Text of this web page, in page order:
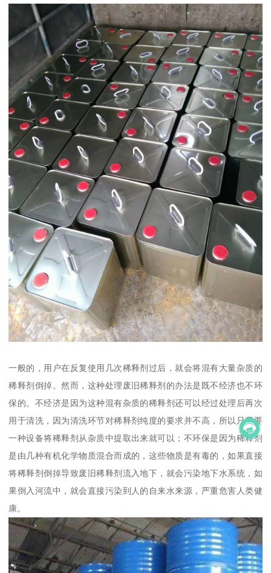
一般的，用户在反复使用几次稀释剂过后，就会将混有大量杂质的
稀释剂倒掉。然而，这种处理废旧稀释剂的办法是既不经济也不环
保的。不经济是因为这种混有杂质的稀释剂还可以经过处理后再次
用于清洗，因为清洗环节对稀释剂纯度的要求并不高，所以只需要
一种设备将稀释剂从杂质中提取出来就可以；不环保是因为稀释剂
是由几种有机化学物质混合而成的，这些物质是有毒的，如果直接
将稀释剂倒掉导致废旧稀释剂流入地下，就会污染地下水系统，如
果倒入河流中，就会直接污染到人的自来水来源，严重危害人类健
康。